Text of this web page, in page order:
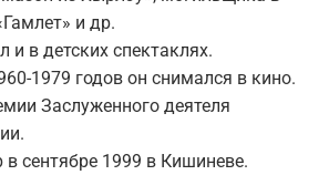
и др.
и в детских спектаклях.
1979 годов он снимался в кино.
Заслуженного деятеля
в сентябре 1999 в Кишиневе.